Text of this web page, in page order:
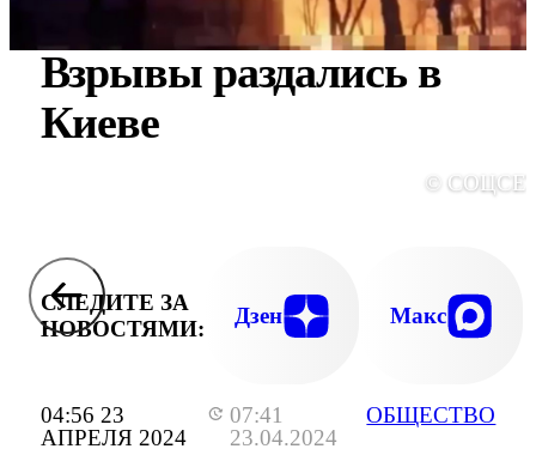
04:56 23
АПРЕЛЯ 2024
07:41
23.04.2024
ОБЩЕСТВО
Взрывы раздались в
Киеве
©
СЛЕДИТЕ ЗА
НОВОСТЯМИ:
Дзен Макс